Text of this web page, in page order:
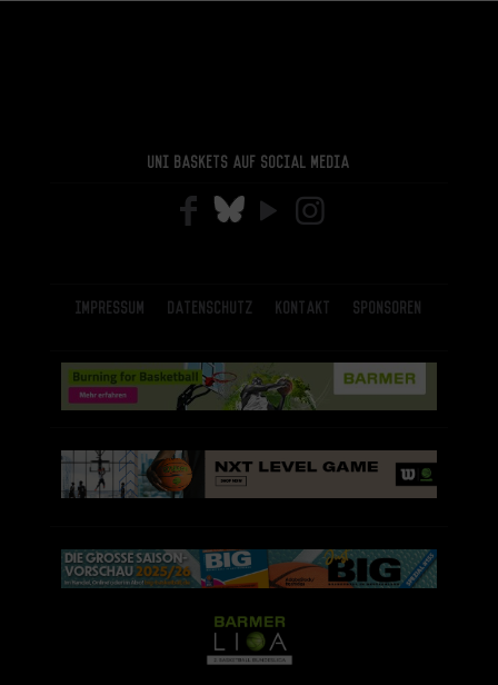
Uni Baskets auf Social Media
Impressum Datenschutz Kontakt Sponsoren